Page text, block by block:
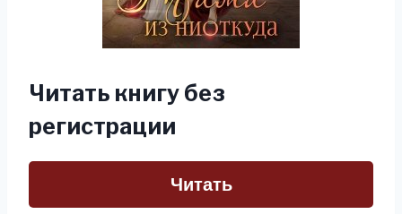
Читать книгу без
регистрации
Читать